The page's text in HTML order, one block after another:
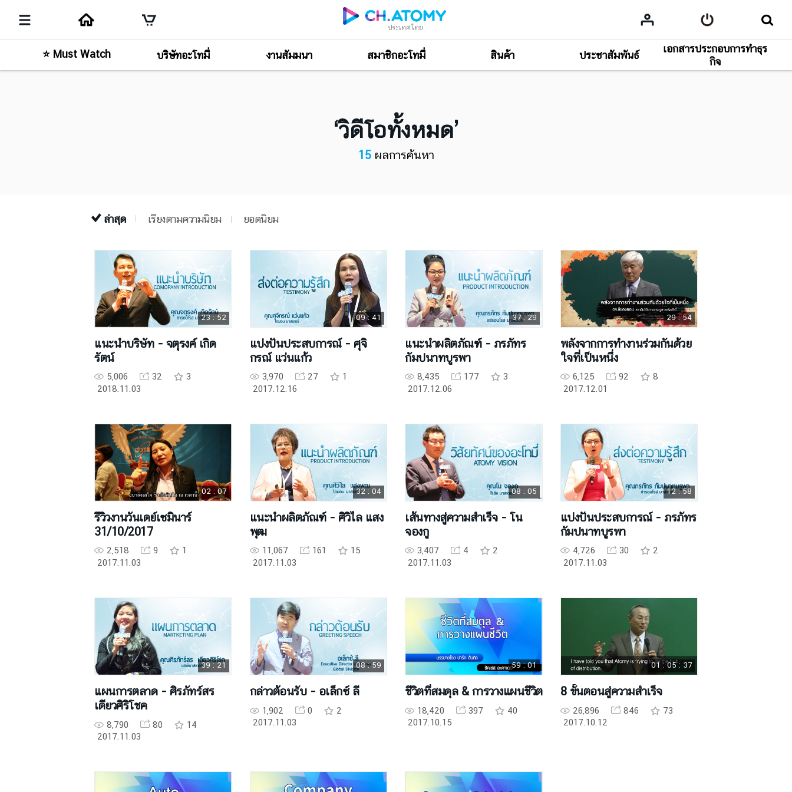
ประเทศไทย
⭐ Must Watch บริษัทอะโทมี่ งานสัมมนา สมาชิกอะโทมี่ สินค้า ประชาสัมพันธ์
เอกสารประกอบการทำธุร
กิจ
วิดีโอทั้งหมด
15ผลการค้นหา
ล่าสุด เรียงตามความนิยม ยอดนิยม
23 : 52
แนะนำบริษัท - จตุรงค์ เกิด
รัตน์
5,006 32
3
2018.11.03
09 : 41
แบ่งปันประสบการณ์ - ศุจิ
กรณ์ แว่นแก้ว
3,970 27
1
2017.12.16
37 : 29
แนะนำผลิตภัณฑ์ - ภรภัทร
กัมปนาทบูรพา
8,435 177
3
2017.12.06
29 : 54
พลังจากการทำงานร่วมกันด้วย
ใจที่เป็นหนึ่ง
6,125 92
8
2017.12.01
02 : 07
รีวิวงานวันเดย์เซมินาร์
31/10/2017
2,518 9
1
2017.11.03
32 : 04
แนะนำผลิตภัณฑ์ - ศิวิไล แสง
พุฒ
11,067 161
15
2017.11.03
08 : 05
เส้นทางสู่ความสำเร็จ - โน
จองกู
3,407 4
2
2017.11.03
12 : 58
แบ่งปันประสบการณ์ - ภรภัทร
กัมปนาทบูรพา
4,726 30
2
2017.11.03
39 : 21
แผนการตลาด - ศิรภัทร์สร
เดียวศิริโชค​​​​​​​
8,790 80
14
2017.11.03
08 : 59
กล่าวต้อนรับ - อเล็กซ์ ลี
1,902 0
2
2017.11.03
59 : 01
ชีวิตที่สมดุล & การวางแผนชีวิต
18,420 397
40
2017.10.15
01 : 05 : 37
8 ขั้นตอนสู่ความสำเร็จ
26,896 846
73
2017.10.12